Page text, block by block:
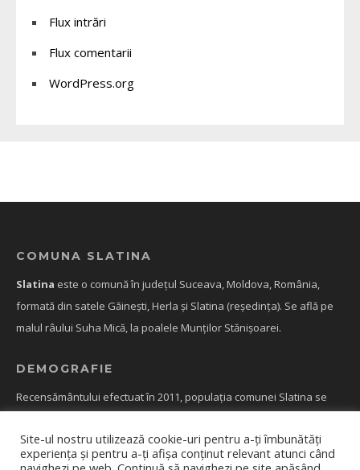
Flux intrări
Flux comentarii
WordPress.org
COMUNA SLATINA
Slatina este o comună în județul Suceava, Moldova, România,
formată din satele Găinești, Herla și Slatina (reședința). Se află pe
malul râului Suha Mică, la poalele Munților Stănișoarei.
DEMOGRAFIE
Recensământului efectuat în 2011, populația comunei Slatina se
anterior din 2002, când se înregistraseră 5.213 locuitori.
Site-ul nostru utilizează cookie-uri pentru a-ți îmbunătăți
experiența și pentru a-ți afișa conținut relevant atunci când